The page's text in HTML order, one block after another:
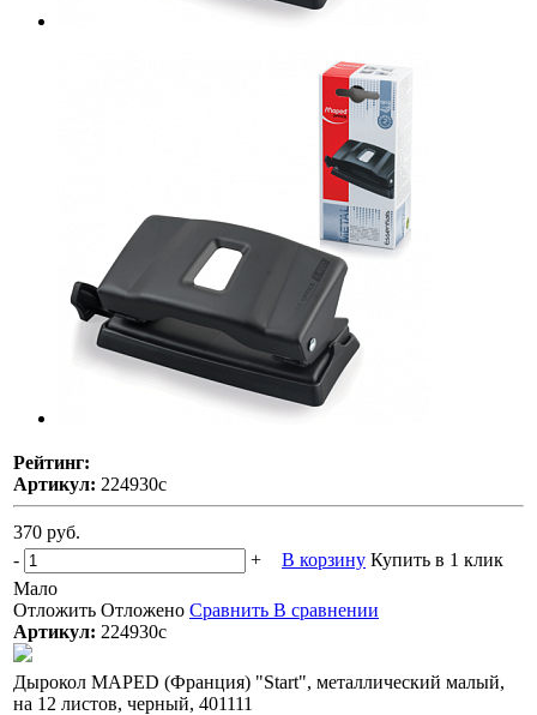
Рейтинг:
Артикул: 224930с
370 руб.
-
+ В корзину Купить в 1 клик
Мало
Отложить Отложено Сравнить В сравнении
Артикул: 224930с
Дырокол MAPED (Франция) "Start", металлический малый,
на 12 листов, черный, 401111